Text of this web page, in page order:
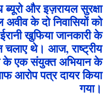
ब्यूरो और इज़रायल सुरक्षा
के दो निवासियों को
खुफिया जानकारी के
चलाए थे। आज, राष्ट्रीय
के एक संयुक्त अभियान के
आरोप पत्र दायर किया
गया।